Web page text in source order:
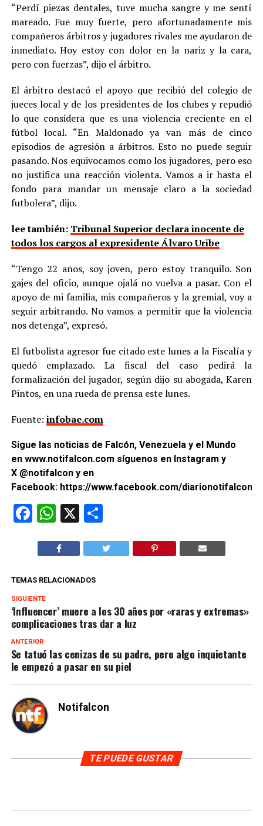
“Perdí piezas dentales, tuve mucha sangre y me sentí
mareado. Fue muy fuerte, pero afortunadamente mis
compañeros árbitros y jugadores rivales me ayudaron de
inmediato. Hoy estoy con dolor en la nariz y la cara,
pero con fuerzas”, dijo el árbitro.
El árbitro destacó el apoyo que recibió del colegio de
jueces local y de los presidentes de los clubes y repudió
lo que considera que es una violencia creciente en el
fútbol local. “En Maldonado ya van más de cinco
episodios de agresión a árbitros. Esto no puede seguir
pasando. Nos equivocamos como los jugadores, pero eso
no justifica una reacción violenta. Vamos a ir hasta el
fondo para mandar un mensaje claro a la sociedad
futbolera”, dijo.
lee también: Tribunal Superior declara inocente de
todos los cargos al expresidente Álvaro Uribe
“Tengo 22 años, soy joven, pero estoy tranquilo. Son
gajes del oficio, aunque ojalá no vuelva a pasar. Con el
apoyo de mi familia, mis compañeros y la gremial, voy a
seguir arbitrando. No vamos a permitir que la violencia
nos detenga”, expresó.
El futbolista agresor fue citado este lunes a la Fiscalía y
quedó emplazado. La fiscal del caso pedirá la
formalización del jugador, según dijo su abogada, Karen
Pintos, en una rueda de prensa este lunes.
Fuente: infobae.com
Sigue las noticias de Falcón, Venezuela y el Mundo
en www.notifalcon.com síguenos en Instagram y
X @notifalcony en
Facebook: https://www.facebook.com/diarionotifalcon2/
Facebook
WhatsApp
X Compartir
TEMAS RELACIONADOS
SIGUIENTE
‘Influencer’ muere a los 30 años por «raras y extremas»
complicaciones tras dar a luz
ANTERIOR
Se tatuó las cenizas de su padre, pero algo inquietante
le empezó a pasar en su piel
Notifalcon
TE PUEDE GUSTAR